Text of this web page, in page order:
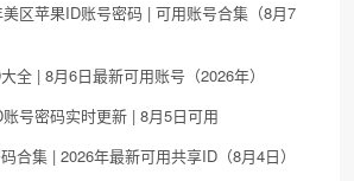
区苹果ID账号密码 | 可用账号合集（8月7
全 | 8月6日最新可用账号（2026年）
号密码实时更新 | 8月5日可用
合集 | 2026年最新可用共享ID（8月4日）